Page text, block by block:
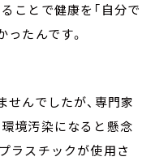
ことで健康を「自分で
たんです。
んでしたが、専門家
境汚染になると懸念
ラスチックが使用さ